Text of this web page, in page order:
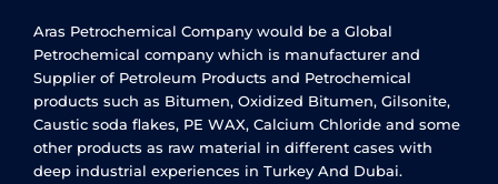
Aras Petrochemical Company would be a Global
Petrochemical company which is manufacturer and
Supplier of Petroleum Products and Petrochemical
products such as Bitumen, Oxidized Bitumen, Gilsonite,
Caustic soda flakes, PE WAX, Calcium Chloride and some
other products as raw material in different cases with
deep industrial experiences in Turkey And Dubai.